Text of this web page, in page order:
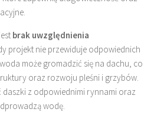
brak uwzględnienia
projekt nie przewiduje odpowiednich
może gromadzić się na dachu, co
oraz rozwoju pleśni i grzybów.
daszki z odpowiednimi rynnami oraz
wodę.